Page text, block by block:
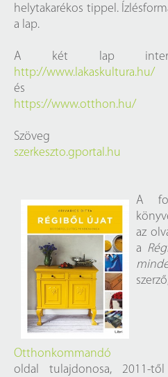
helytakarékos tippel.
a lap.
A két lap
http://www.lakaskultura.hu/
https://www.otthon.hu/
Szöveg
szerkeszto.gportal.hu
A
az
a
Otthonkommandó
oldal tulajdonosa, 2011-